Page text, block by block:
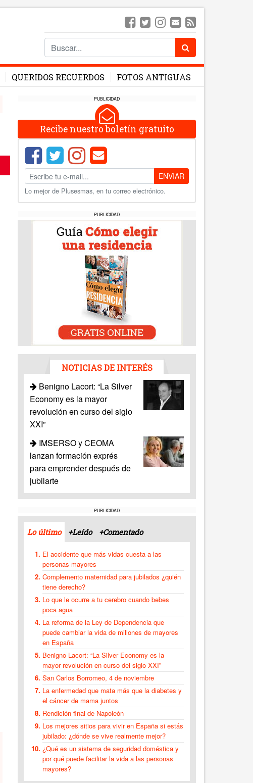
QUERIDOS RECUERDOS FOTOS ANTIGUAS
PUBLICIDAD
Recibe nuestro boletín gratuito
ENVIAR
Lo mejor de Plusesmas, en tu correo electrónico.
PUBLICIDAD
NOTICIAS DE INTERÉS
Benigno Lacort: “La Silver
Economy es la mayor
revolución en curso del siglo
XXI”
IMSERSO y CEOMA
lanzan formación exprés
para emprender después de
jubilarte
PUBLICIDAD
Lo último +Leído +Comentado
El accidente que más vidas cuesta a las
personas mayores
Complemento maternidad para jubilados ¿quién
tiene derecho?
Lo que le ocurre a tu cerebro cuando bebes
poca agua
La reforma de la Ley de Dependencia que
puede cambiar la vida de millones de mayores
en España
Benigno Lacort: “La Silver Economy es la
mayor revolución en curso del siglo XXI”
San Carlos Borromeo, 4 de noviembre
La enfermedad que mata más que la diabetes y
el cáncer de mama juntos
Rendición final de Napoleón
Los mejores sitios para vivir en España si estás
jubilado: ¿dónde se vive realmente mejor?
¿Qué es un sistema de seguridad doméstica y
por qué puede facilitar la vida a las personas
mayores?